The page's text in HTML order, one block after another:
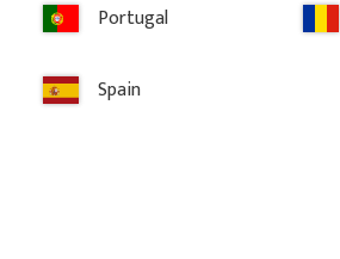
för målning och behandling av
i träet. En liten roller kan användas på
Portugal
Spain